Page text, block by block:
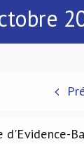
d'Evidence-